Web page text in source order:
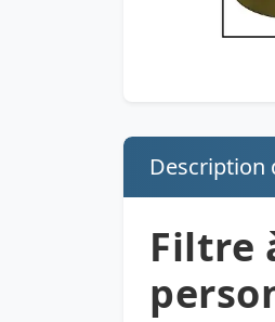
Description
Filtre